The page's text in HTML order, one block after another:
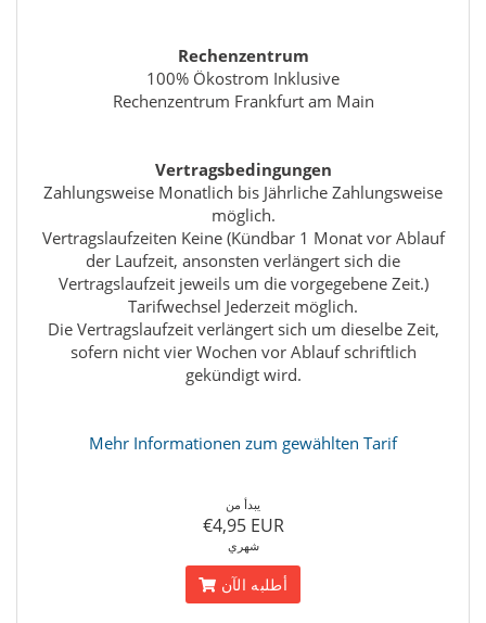
Rechenzentrum
100% Ökostrom Inklusive
Rechenzentrum Frankfurt am Main
Vertragsbedingungen
Zahlungsweise Monatlich bis Jährliche Zahlungsweise
möglich.
Vertragslaufzeiten Keine (Kündbar 1 Monat vor Ablauf
der Laufzeit, ansonsten verlängert sich die
Vertragslaufzeit jeweils um die vorgegebene Zeit.)
Tarifwechsel Jederzeit möglich.
Die Vertragslaufzeit verlängert sich um dieselbe Zeit,
sofern nicht vier Wochen vor Ablauf schriftlich
gekündigt wird.
Mehr Informationen zum gewählten Tarif
يبدأ من
€4,95 EUR
شهري
أطلبه الآن